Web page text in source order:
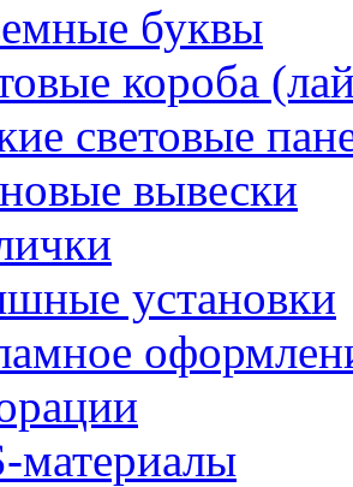
буквы
короба
световые
вывески
установки
материалы